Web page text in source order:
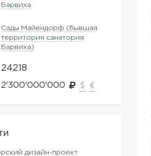
Барвиха
Сады Майендорф (бывшая
территория санатория
Барвиха)
24218
2'300'000'000
дизайн-проект